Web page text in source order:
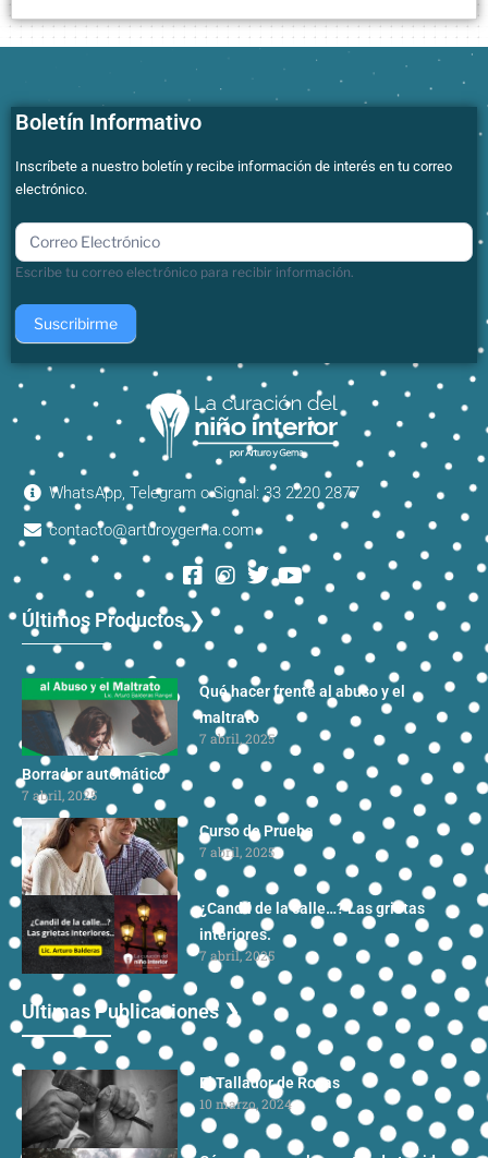
Boletín Informativo
Inscríbete a nuestro boletín y recibe información de interés en tu correo
electrónico.
boletin
Escribe tu correo electrónico para recibir información.
Suscribirme
WhatsApp, Telegram o Signal: 33 2220 2877
contacto@arturoygema.com
Últimos Productos ❯
Qué hacer frente al abuso y el
maltrato
7 abril, 2025
Borrador automático
7 abril, 2025
Curso de Prueba
7 abril, 2025
¿Candil de la calle…? Las grietas
interiores.
7 abril, 2025
Ultimas Publicaciones ❯
El Tallador de Rocas
10 marzo, 2024